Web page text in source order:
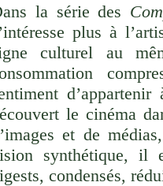
la série des
plus à
culturel au
le cinéma
et de
synthétique, il
condensés,